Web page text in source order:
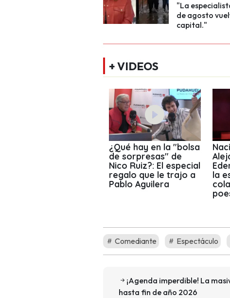
"La
de agosto
capital."
+ VIDEOS
¿Qué hay en la "bolsa
de sorpresas" de
Nico Ruiz?: El especial
regalo que le trajo a
Pablo Aguilera
la
Comediante Espectáculo
¡Agenda imperdible! La
hasta fin de año 2026